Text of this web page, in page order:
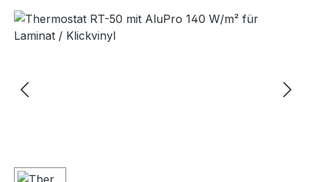
Bildergalerie überspringen